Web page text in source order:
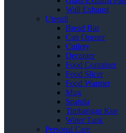
Wall Exhaust
Utensil
Bread Bin
Can Opener
Cutlery
Decanter
Food Container
Food Slicer
Food Warmer
Mug
Spatula
Timbangan Kue
Water Tank
Personal Care